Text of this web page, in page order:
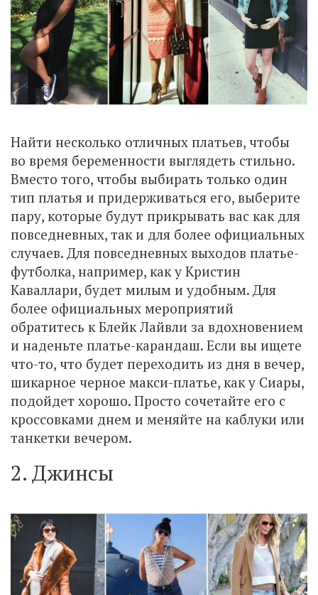
Найти несколько отличных платьев, чтобы
во время беременности выглядеть стильно.
Вместо того, чтобы выбирать только один
тип платья и придерживаться его, выберите
пару, которые будут прикрывать вас как для
повседневных, так и для более официальных
случаев. Для повседневных выходов платье-
футболка, например, как у Кристин
Каваллари, будет милым и удобным. Для
более официальных мероприятий
обратитесь к Блейк Лайвли за вдохновением
и наденьте платье-карандаш. Если вы ищете
что-то, что будет переходить из дня в вечер,
шикарное черное макси-платье, как у Сиары,
подойдет хорошо. Просто сочетайте его с
кроссовками днем ​​и меняйте на каблуки или
танкетки вечером.
2. Джинсы